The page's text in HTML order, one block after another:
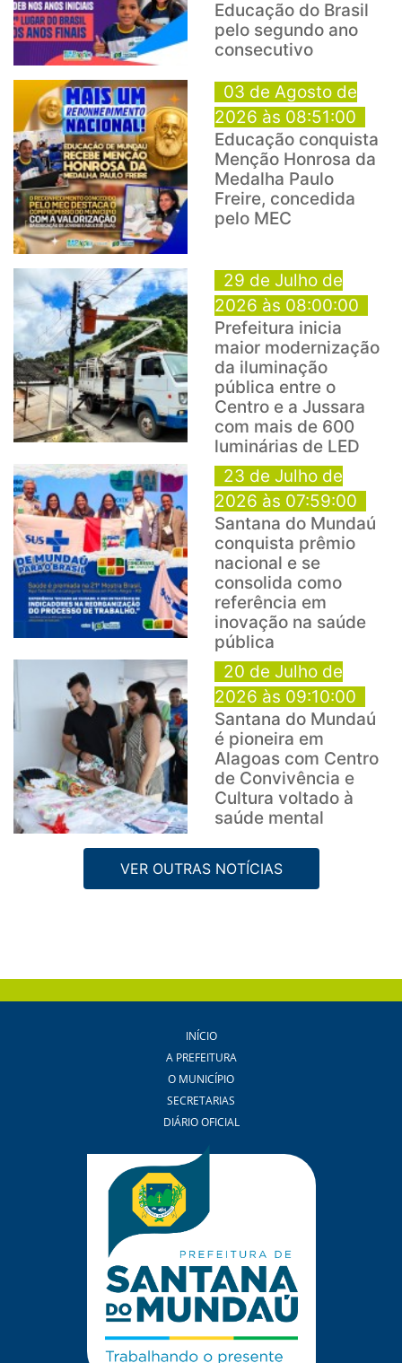
Educação do Brasil
pelo segundo ano
consecutivo
03 de Agosto de
2026 às 08:51:00
Educação conquista
Menção Honrosa da
Medalha Paulo
Freire, concedida
pelo MEC
29 de Julho de
2026 às 08:00:00
Prefeitura inicia
maior modernização
da iluminação
pública entre o
Centro e a Jussara
com mais de 600
luminárias de LED
23 de Julho de
2026 às 07:59:00
Santana do Mundaú
conquista prêmio
nacional e se
consolida como
referência em
inovação na saúde
pública
20 de Julho de
2026 às 09:10:00
Santana do Mundaú
é pioneira em
Alagoas com Centro
de Convivência e
Cultura voltado à
saúde mental
VER OUTRAS NOTÍCIAS
INÍCIO
A PREFEITURA
O MUNICÍPIO
SECRETARIAS
DIÁRIO OFICIAL